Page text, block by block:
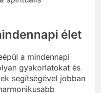
élet
a mindennapi
gyakorlatokat és
segítségével jobban